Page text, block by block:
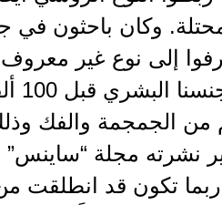
وكان باحثون في
إلى نوع غير معروف
من
من الجمجمة والفك
نشرته مجلة “ساينس”
ربما تكون قد انطلقت